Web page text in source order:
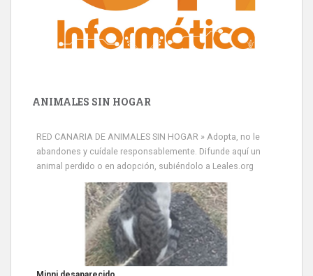
ANIMALES SIN HOGAR
RED CANARIA DE ANIMALES SIN HOGAR » Adopta, no le
abandones y cuídale responsablemente. Difunde aquí un
animal perdido o en adopción, subiéndolo a Leales.org